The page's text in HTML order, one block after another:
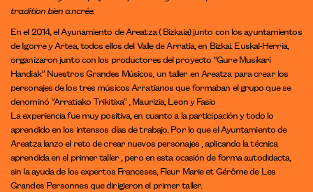
tradition bien ancrée.
En el 2014, el Ayunamiento de Areatza ( Bizkaia) junto con los ayuntamientos
de Igorre y Artea, todos ellos del Valle de Arratia, en Bizkai. Euskal-Herria,
organizaron junto con los productores del proyecto “Gure Musikari
Handiak” Nuestros Grandes Músicos, un taller en Areatza para crear los
personajes de los tres músicos Arratianos que formaban el grupo que se
denominó “Arratiako Trikitixa” , Maurizia, Leon y Fasio
La experiencia fue muy positiva, en cuanto a la participación y todo lo
aprendido en los intensos días de trabajo. Por lo que el Ayuntamiento de
Areatza lanzo el reto de crear nuevos personajes , aplicando la técnica
aprendida en el primer taller , pero en esta ocasión de forma autodidacta,
sin la ayuda de los expertos Franceses, Fleur Marie et Gérôme de Les
Grandes Personnes que dirigieron el primer taller.